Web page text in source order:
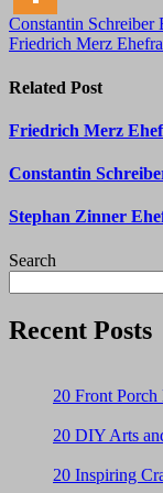
Post
navigation
Constantin Schreiber
Friedrich Merz
Related Post
Friedrich Merz
Constantin
Stephan Zinner
Search
Recent Posts
20 Front Porch
20 DIY Arts
20 Inspiring